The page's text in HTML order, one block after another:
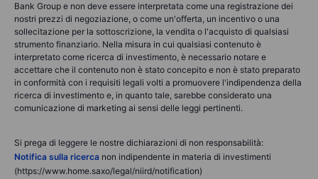
Bank Group e non deve essere interpretata come una registrazione dei
nostri prezzi di negoziazione, o come un'offerta, un incentivo o una
sollecitazione per la sottoscrizione, la vendita o l'acquisto di qualsiasi
strumento finanziario. Nella misura in cui qualsiasi contenuto è
interpretato come ricerca di investimento, è necessario notare e
accettare che il contenuto non è stato concepito e non è stato preparato
in conformità con i requisiti legali volti a promuovere l'indipendenza della
ricerca di investimento e, in quanto tale, sarebbe considerato una
comunicazione di marketing ai sensi delle leggi pertinenti.
Si prega di leggere le nostre dichiarazioni di non responsabilità:
Notifica sulla ricerca non indipendente in materia di investimenti
(https://www.home.saxo/legal/niird/notification)